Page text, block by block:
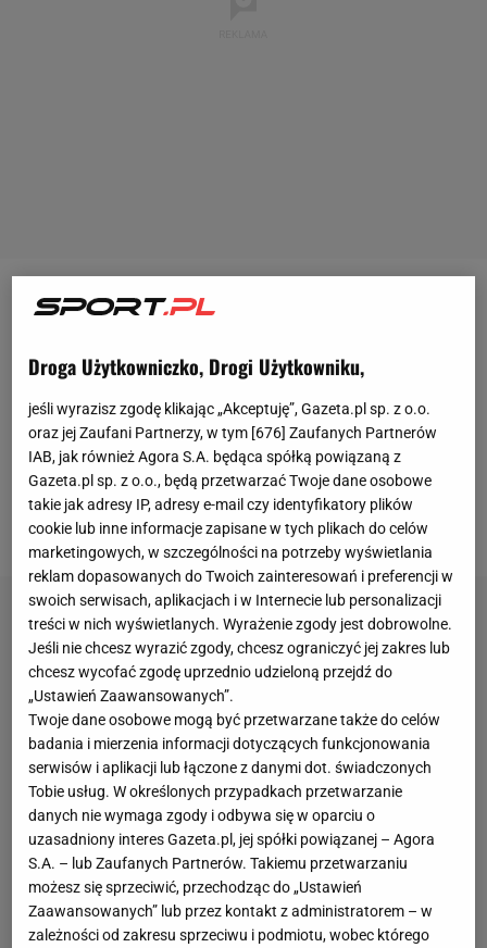
- Zacznijmy od tego, że traktuję
Traktuję ją poważnie, bociężko trenuję na sali
wciąż przy-go-da. Musi minąć wiele czasu, żeby ktoś
mnie nazwał pełnoprawnym zawodnikiem MMA -
mówi Sport.plArtur Szpilkai po chwili zaczyna nucić
do słuchawki starą piosenkę: "Przygoda, przygoda,
każdej chwili szkoda".
Droga Użytkowniczko, Drogi Użytkowniku,
jeśli wyrazisz zgodę klikając „Akceptuję”, Gazeta.pl sp. z o.o.
oraz jej Zaufani Partnerzy, w tym [676] Zaufanych Partnerów
IAB, jak również Agora S.A. będąca spółką powiązaną z
Gazeta.pl sp. z o.o., będą przetwarzać Twoje dane osobowe
takie jak adresy IP, adresy e-mail czy identyfikatory plików
cookie lub inne informacje zapisane w tych plikach do celów
marketingowych, w szczególności na potrzeby wyświetlania
reklam dopasowanych do Twoich zainteresowań i preferencji w
swoich serwisach, aplikacjach i w Internecie lub personalizacji
treści w nich wyświetlanych. Wyrażenie zgody jest dobrowolne.
Jeśli nie chcesz wyrazić zgody, chcesz ograniczyć jej zakres lub
chcesz wycofać zgodę uprzednio udzieloną przejdź do
„Ustawień Zaawansowanych”.
Twoje dane osobowe mogą być przetwarzane także do celów
badania i mierzenia informacji dotyczących funkcjonowania
serwisów i aplikacji lub łączone z danymi dot. świadczonych
Tobie usług. W określonych przypadkach przetwarzanie
danych nie wymaga zgody i odbywa się w oparciu o
uzasadniony interes Gazeta.pl, jej spółki powiązanej – Agora
S.A. – lub Zaufanych Partnerów. Takiemu przetwarzaniu
możesz się sprzeciwić, przechodząc do „Ustawień
Zaawansowanych” lub przez kontakt z administratorem – w
zależności od zakresu sprzeciwu i podmiotu, wobec którego